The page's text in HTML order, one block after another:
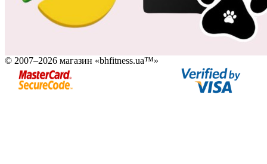
© 2007–2026 магазин «bhfitness.ua™»